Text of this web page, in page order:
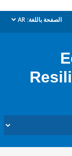
باللغة: AR
dropdown